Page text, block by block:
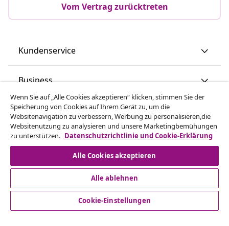
Vom Vertrag zurücktreten
Kundenservice
Business
vidaXL
Mehr entdecken
Wenn Sie auf „Alle Cookies akzeptieren“ klicken, stimmen Sie der
Speicherung von Cookies auf Ihrem Gerät zu, um die
Websitenavigation zu verbessern, Werbung zu personalisieren,die
Websitenutzung zu analysieren und unsere Marketingbemühungen
zu unterstützen. Datenschutzrichtlinie und Cookie-Erklärung
Alle Cookies akzeptieren
Alle ablehnen
Cookie-Einstellungen